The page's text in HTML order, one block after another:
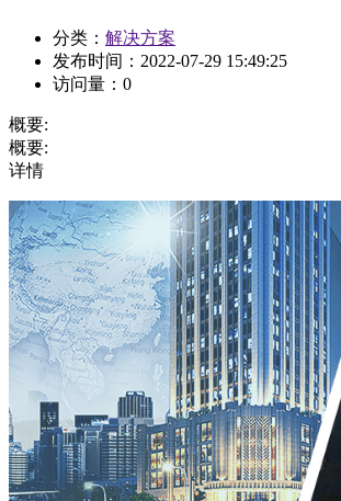
分类： 解决方案
发布时间： 2022-07-29 15:49:25
访问量： 0
概要:
概要:
详情